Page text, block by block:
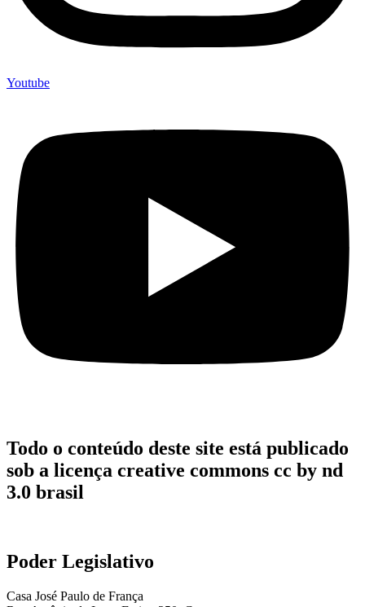
Youtube
Todo o conteúdo deste site está publicado
sob a licença creative commons cc by nd
3.0 brasil
Poder Legislativo
Casa José Paulo de França